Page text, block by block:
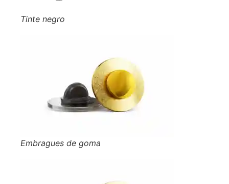
Tinte negro
Embragues de goma